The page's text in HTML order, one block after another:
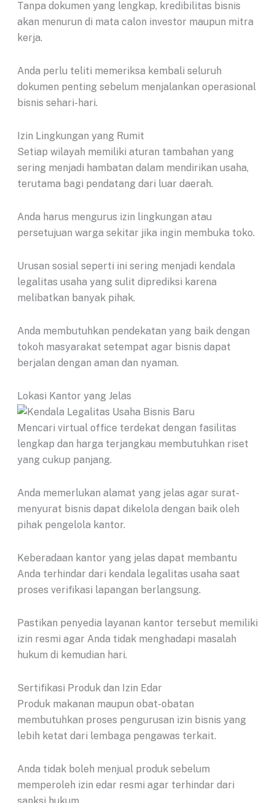
Tanpa dokumen yang lengkap, kredibilitas bisnis
akan menurun di mata calon investor maupun mitra
kerja.
Anda perlu teliti memeriksa kembali seluruh
dokumen penting sebelum menjalankan operasional
bisnis sehari-hari.
Izin Lingkungan yang Rumit
Setiap wilayah memiliki aturan tambahan yang
sering menjadi hambatan dalam mendirikan usaha,
terutama bagi pendatang dari luar daerah.
Anda harus mengurus izin lingkungan atau
persetujuan warga sekitar jika ingin membuka toko.
Urusan sosial seperti ini sering menjadi kendala
legalitas usaha yang sulit diprediksi karena
melibatkan banyak pihak.
Anda membutuhkan pendekatan yang baik dengan
tokoh masyarakat setempat agar bisnis dapat
berjalan dengan aman dan nyaman.
Lokasi Kantor yang Jelas
Mencari virtual office terdekat dengan fasilitas
lengkap dan harga terjangkau membutuhkan riset
yang cukup panjang.
Anda memerlukan alamat yang jelas agar surat-
menyurat bisnis dapat dikelola dengan baik oleh
pihak pengelola kantor.
Keberadaan kantor yang jelas dapat membantu
Anda terhindar dari kendala legalitas usaha saat
proses verifikasi lapangan berlangsung.
Pastikan penyedia layanan kantor tersebut memiliki
izin resmi agar Anda tidak menghadapi masalah
hukum di kemudian hari.
Sertifikasi Produk dan Izin Edar
Produk makanan maupun obat-obatan
membutuhkan proses pengurusan izin bisnis yang
lebih ketat dari lembaga pengawas terkait.
Anda tidak boleh menjual produk sebelum
memperoleh izin edar resmi agar terhindar dari